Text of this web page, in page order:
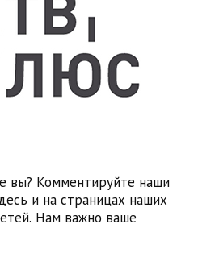
вы? Комментируйте наши
и на страницах наших
Нам важно ваше